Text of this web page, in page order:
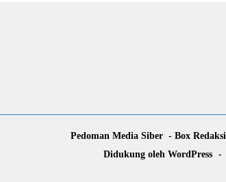
Pedoman Media Siber Box Redaksi
Didukung oleh WordPress -